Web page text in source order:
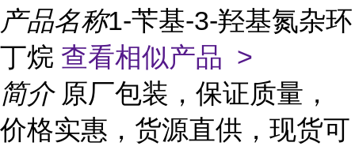
产品名称1-苄基-3-羟基氮杂环
丁烷 查看相似产品 >
简介 原厂包装，保证质量，
价格实惠，货源直供，现货可